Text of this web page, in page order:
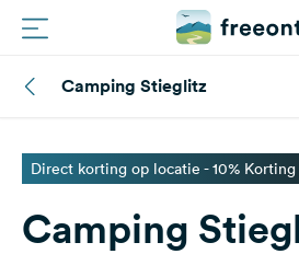
Routes
Campings
Magazine
Camping Stieglitz
Direct korting op locatie - 10% Korting
Camping